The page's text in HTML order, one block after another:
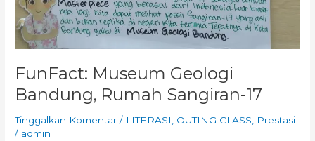
FunFact: Museum Geologi
Bandung, Rumah Sangiran-17
Tinggalkan Komentar / LITERASI OUTING CLASS
Prestasi
/ admin